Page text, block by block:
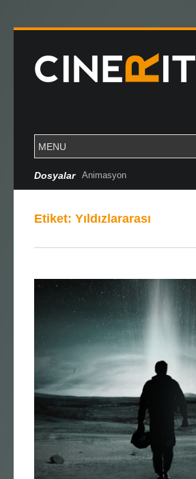
Dosyalar Animasyon
Etiket: Yıldızlararası